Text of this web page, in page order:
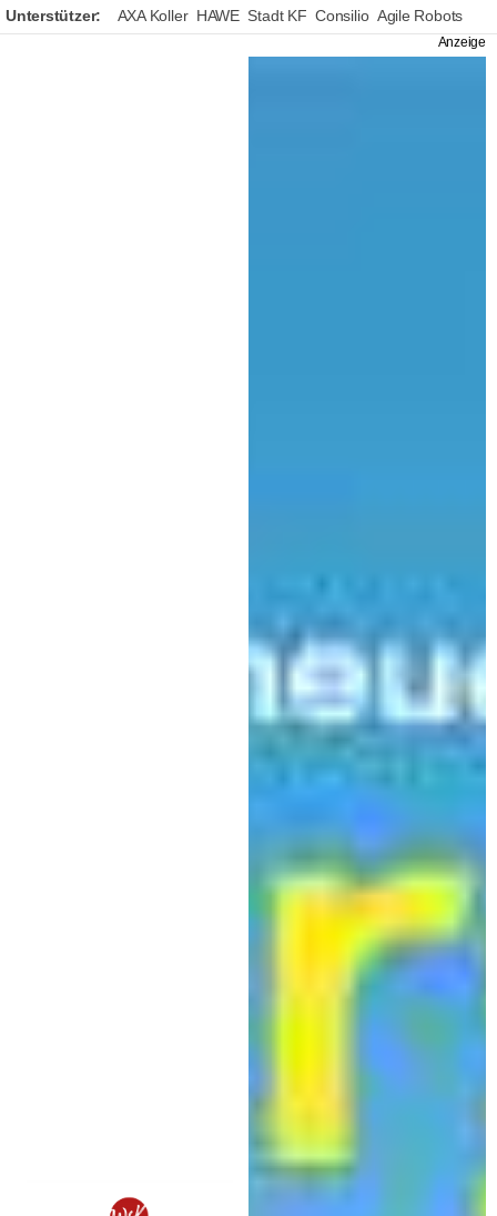
Unterstützer: AXA Koller HAWE Stadt KF Consilio Agile Robots